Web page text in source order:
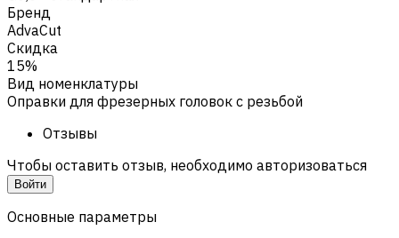
Бренд
AdvaCut
Скидка
15%
Вид номенклатуры
Оправки для фрезерных головок с резьбой
Отзывы
Чтобы оставить отзыв, необходимо авторизоваться
Войти
Основные параметры